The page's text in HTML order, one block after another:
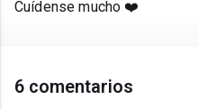
Cuídense mucho ❤️
6 comentarios